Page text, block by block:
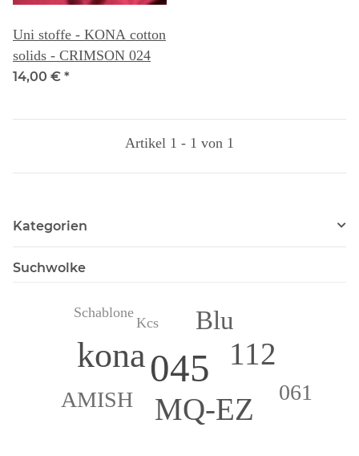
Uni stoffe - KONA cotton
solids - CRIMSON 024
14,00 € *
Artikel 1 - 1 von 1
Kategorien
Suchwolke
045
kona
MQ-EZ
112
Blu
AMISH 061
Kcs
Schablone